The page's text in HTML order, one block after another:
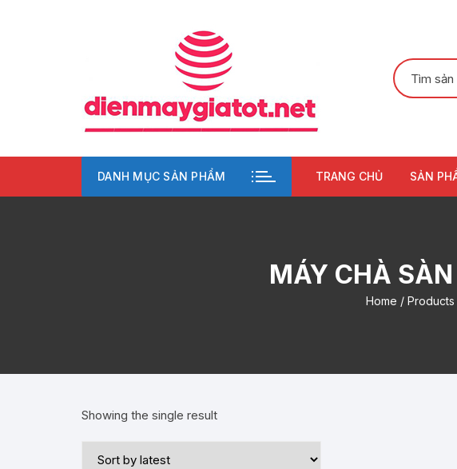
DANH MỤC SẢN PHẨM TRANG CHỦ SẢN
MÁY CHÀ
Home /
Showing the single result